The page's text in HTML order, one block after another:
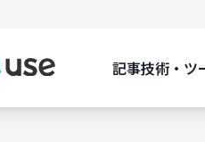
記事技術・ツ